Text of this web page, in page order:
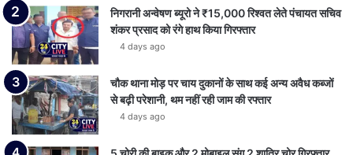
निगरानी अन्वेषण ब्यूरो ने ₹15,000 रिश्वत लेते पंचायत सचिव
शंकर प्रसाद को रंगे हाथ किया गिरफ्तार
4 days ago
चौक थाना मोड़ पर चाय दुकानों के साथ कई अन्य अवैध कब्जों
से बढ़ी परेशानी, थम नहीं रही जाम की रफ्तार
4 days ago